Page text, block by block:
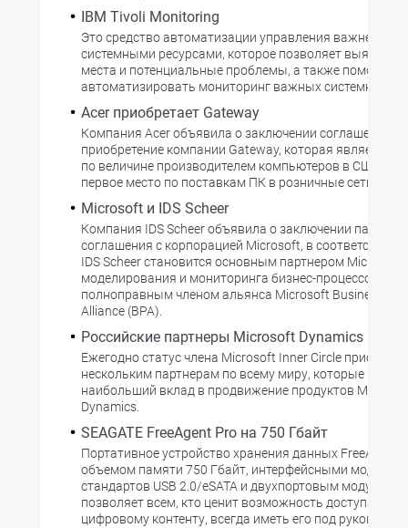
IBM Tivoli Monitoring
Это средство автоматизации управления
системными ресурсами, которое позволяет
места и потенциальные проблемы, а также помогает
автоматизировать мониторинг важных системных
Acer приобретает Gateway
Компания Acer объявила о заключении соглашения на
приобретение компании Gateway, которая является
по величине производителем компьютеров в США и
первое место по поставкам ПК в розничные сети.
Microsoft и IDS Scheer
Компания IDS Scheer объявила о заключении
соглашения с корпорацией Microsoft, в соответствии
IDS Scheer становится основным партнером Microsoft
моделирования и мониторинга бизнес-процессов и
полноправным членом альянса Microsoft Business
Alliance (BPA).
Российские партнеры Microsoft Dynamics
Ежегодно статус члена Microsoft Inner Circle
нескольким партнерам по всему миру, которые внесли
наибольший вклад в продвижение продуктов
Dynamics.
SEAGATE FreeAgent Pro на 750 Гбайт
Портативное устройство хранения данных FreeAgent
объемом памяти 750 Гбайт, интерфейсными
стандартов USB 2.0/eSATA и двухпортовым модулем
позволяет всем, кто ценит возможность доступа к
цифровому контенту, всегда иметь его под рукой.